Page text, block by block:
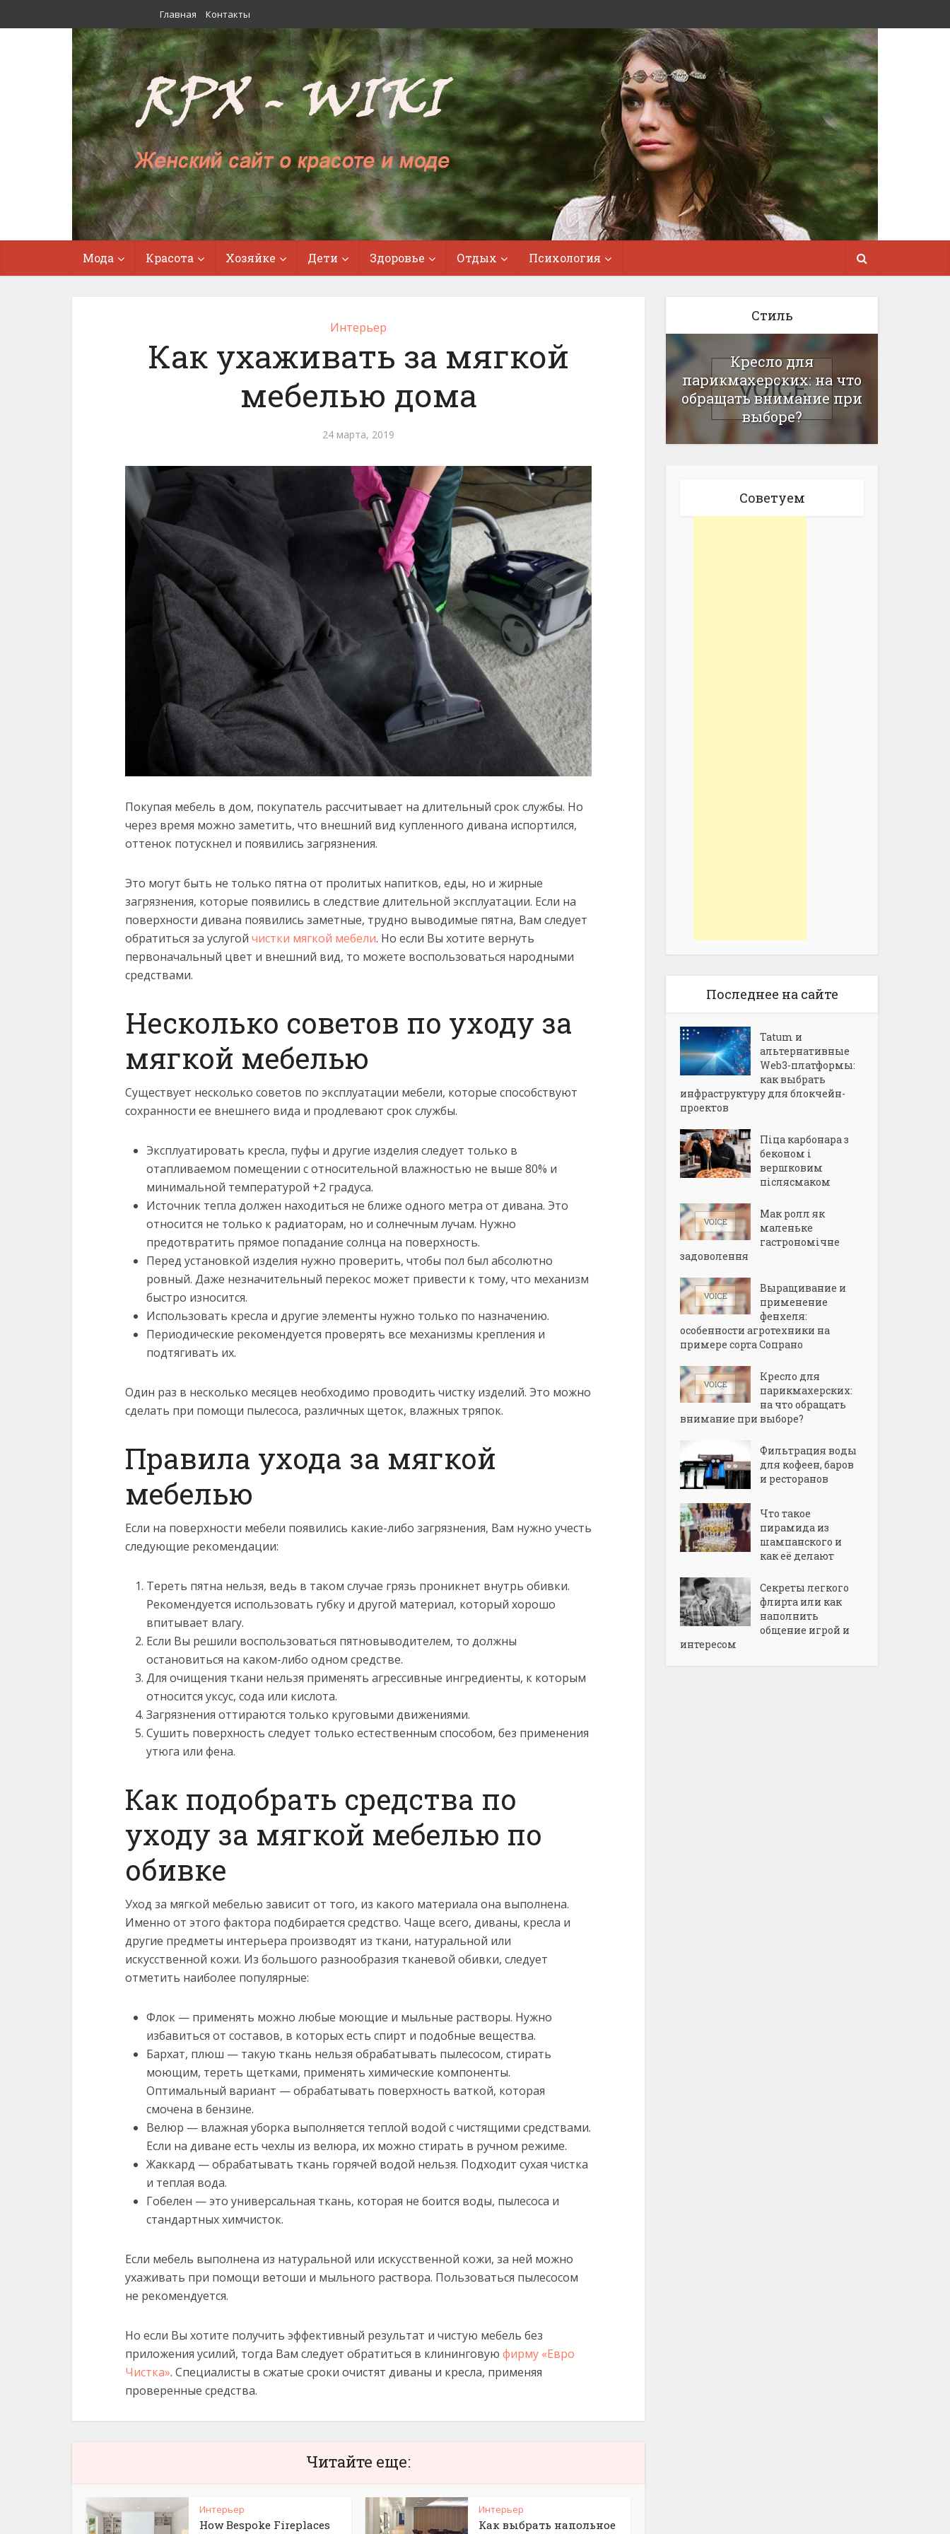
Главная Контакты
Мода Красота Хозяйке Дети Здоровье Отдых Психология
Интерьер
Как ухаживать за мягкой
мебелью дома
24 марта, 2019
Покупая мебель в дом, покупатель рассчитывает на длительный срок службы. Но
через время можно заметить, что внешний вид купленного дивана испортился,
оттенок потускнел и появились загрязнения.
Это могут быть не только пятна от пролитых напитков, еды, но и жирные
загрязнения, которые появились в следствие длительной эксплуатации. Если на
поверхности дивана появились заметные, трудно выводимые пятна, Вам следует
обратиться за услугой чистки мягкой мебели. Но если Вы хотите вернуть
первоначальный цвет и внешний вид, то можете воспользоваться народными
средствами.
Несколько советов по уходу за
мягкой мебелью
Существует несколько советов по эксплуатации мебели, которые способствуют
сохранности ее внешнего вида и продлевают срок службы.
Эксплуатировать кресла, пуфы и другие изделия следует только в
отапливаемом помещении с относительной влажностью не выше 80% и
минимальной температурой +2 градуса.
Источник тепла должен находиться не ближе одного метра от дивана. Это
относится не только к радиаторам, но и солнечным лучам. Нужно
предотвратить прямое попадание солнца на поверхность.
Перед установкой изделия нужно проверить, чтобы пол был абсолютно
ровный. Даже незначительный перекос может привести к тому, что механизм
быстро износится.
Использовать кресла и другие элементы нужно только по назначению.
Периодические рекомендуется проверять все механизмы крепления и
подтягивать их.
Один раз в несколько месяцев необходимо проводить чистку изделий. Это можно
сделать при помощи пылесоса, различных щеток, влажных тряпок.
Правила ухода за мягкой
мебелью
Если на поверхности мебели появились какие-либо загрязнения, Вам нужно учесть
следующие рекомендации:
Тереть пятна нельзя, ведь в таком случае грязь проникнет внутрь обивки.
Рекомендуется использовать губку и другой материал, который хорошо
впитывает влагу.
Если Вы решили воспользоваться пятновыводителем, то должны
остановиться на каком-либо одном средстве.
Для очищения ткани нельзя применять агрессивные ингредиенты, к которым
относится уксус, сода или кислота.
Загрязнения оттираются только круговыми движениями.
Сушить поверхность следует только естественным способом, без применения
утюга или фена.
Как подобрать средства по
уходу за мягкой мебелью по
обивке
Уход за мягкой мебелью зависит от того, из какого материала она выполнена.
Именно от этого фактора подбирается средство. Чаще всего, диваны, кресла и
другие предметы интерьера производят из ткани, натуральной или
искусственной кожи. Из большого разнообразия тканевой обивки, следует
отметить наиболее популярные:
Флок — применять можно любые моющие и мыльные растворы. Нужно
избавиться от составов, в которых есть спирт и подобные вещества.
Бархат, плюш — такую ткань нельзя обрабатывать пылесосом, стирать
моющим, тереть щетками, применять химические компоненты.
Оптимальный вариант — обрабатывать поверхность ваткой, которая
смочена в бензине.
Велюр — влажная уборка выполняется теплой водой с чистящими средствами.
Если на диване есть чехлы из велюра, их можно стирать в ручном режиме.
Жаккард — обрабатывать ткань горячей водой нельзя. Подходит сухая чистка
и теплая вода.
Гобелен — это универсальная ткань, которая не боится воды, пылесоса и
стандартных химчисток.
Если мебель выполнена из натуральной или искусственной кожи, за ней можно
ухаживать при помощи ветоши и мыльного раствора. Пользоваться пылесосом
не рекомендуется.
Но если Вы хотите получить эффективный результат и чистую мебель без
приложения усилий, тогда Вам следует обратиться в клининговую фирму «Евро
Чистка». Специалисты в сжатые сроки очистят диваны и кресла, применяя
проверенные средства.
Читайте еще:
Интерьер
How Bespoke Fireplaces
Интерьер
Как выбрать напольное
Стиль
Кресло для
парикмахерских: на что
обращать внимание при
выборе?
Советуем
Последнее на сайте
Tatum и
альтернативные
Web3-платформы:
как выбрать
инфраструктуру для блокчейн-
проектов
Піца карбонара з
беконом і
вершковим
післясмаком
Мак ролл як
маленьке
гастрономічне
задоволення
Выращивание и
применение
фенхеля:
особенности агротехники на
примере сорта Сопрано
Кресло для
парикмахерских:
на что обращать
внимание при выборе?
Фильтрация воды
для кофеен, баров
и ресторанов
Что такое
пирамида из
шампанского и
как её делают
Секреты легкого
флирта или как
наполнить
общение игрой и
интересом